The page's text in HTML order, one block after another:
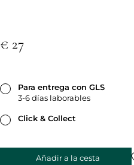
€ 27
Para entrega con GLS
3-6 días laborables
Click & Collect
Añadir a la cesta